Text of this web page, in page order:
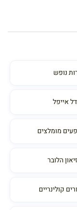
נופש
אייפל
מומלצים
הלובר
קולינריים